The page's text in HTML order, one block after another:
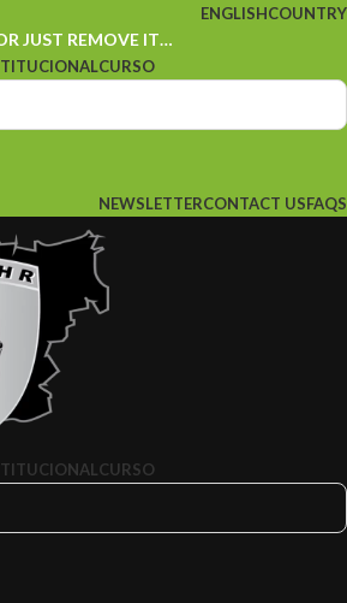
ENGLISHCOUNTRY
JUST REMOVE IT…
CURSO
NEWSLETTERCONTACT USFAQS
CURSO